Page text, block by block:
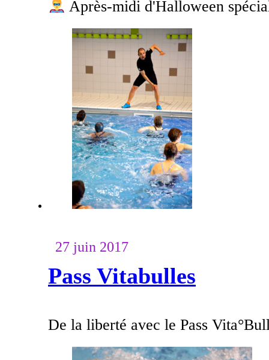
Après-midi d'Halloween
27 juin 2017
Pass Vitabulles
De la liberté avec le Pass